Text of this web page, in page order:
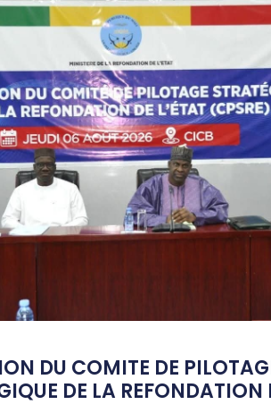
DU COMITE DE
DE LA REFONDATION